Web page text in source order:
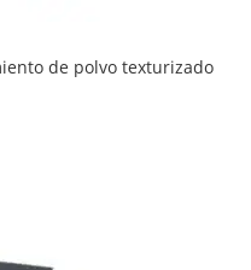
de polvo texturizado